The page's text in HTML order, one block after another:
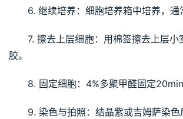
6. 继续培养：细胞培养箱中培养，通
7. 擦去上层细胞：用棉签擦去上层
胶。
8. 固定细胞：4%多聚甲醛固定20min
9. 染色与拍照：结晶紫或吉姆萨染色